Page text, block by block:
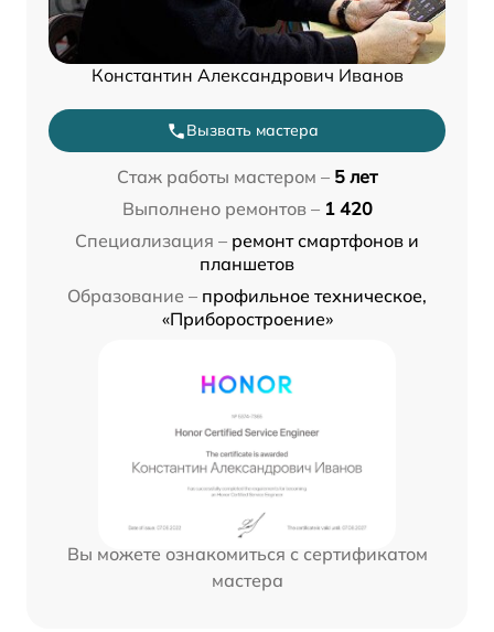
Константин Александрович Иванов
Вызвать мастера
Стаж работы мастером – 5 лет
Выполнено ремонтов – 1 420
Специализация – ремонт смартфонов и
планшетов
Образование – профильное техническое,
«Приборостроение»
Вы можете ознакомиться с сертификатом
мастера